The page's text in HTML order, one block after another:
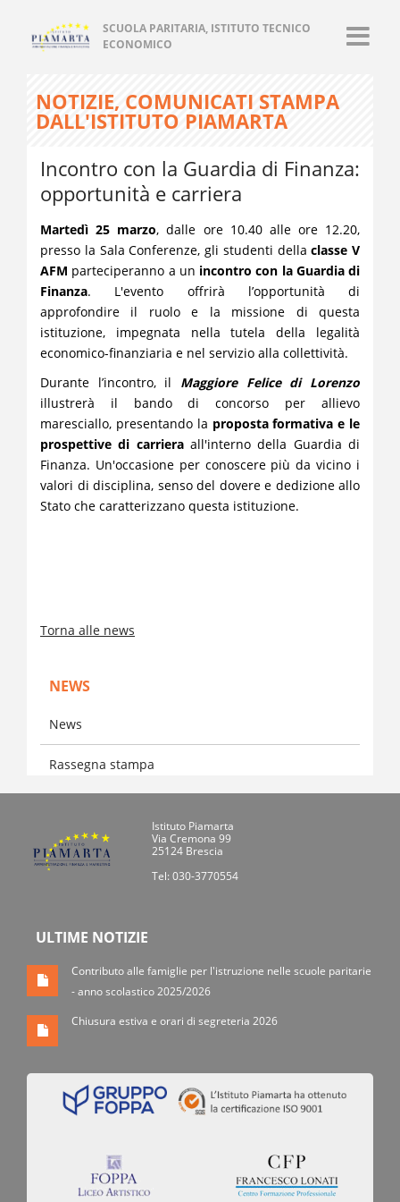
SCUOLA PARITARIA, ISTITUTO TECNICO
ECONOMICO
NOTIZIE, COMUNICATI STAMPA
DALL'ISTITUTO PIAMARTA
Incontro con la Guardia di Finanza:
opportunità e carriera
Martedì 25 marzo, dalle ore 10.40 alle ore 12.20,
presso la Sala Conferenze, gli studenti dellaclasse V
AFM parteciperanno a un incontro con la Guardia di
Finanza. L'evento offrirà l’opportunità di
approfondire il ruolo e la missione di questa
istituzione, impegnata nella tutela della legalità
economico-finanziaria e nel servizio alla collettività.
Durante l’incontro, il Maggiore Felice di Lorenzo
illustrerà il bando di concorso per allievo
maresciallo, presentando la proposta formativa e le
prospettive di carrieraall'interno della Guardia di
Finanza. Un'occasione per conoscere più da vicino i
valori di disciplina, senso del dovere e dedizione allo
Stato che caratterizzano questa istituzione.
Torna alle news
NEWS
News
Rassegna stampa
Istituto Piamarta
Via Cremona 99
25124 Brescia
Tel: 030-3770554
ULTIME NOTIZIE
Contributo alle famiglie per l'istruzione nelle scuole paritarie
- anno scolastico 2025/2026
Chiusura estiva e orari di segreteria 2026